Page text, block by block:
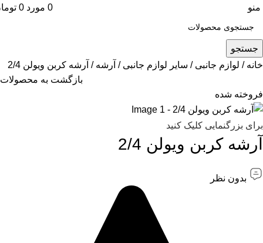
منو 0 مورد 0
جستجو
خانه لوازم جانبی سایر لوازم جانبی آرشه
آرشه کربن ویولن 2/4
بازگشت به محصولات
فروخته شده
برای بزرگنمایی کلیک کنید
آرشه کربن ویولن 2/4
بدون نظر